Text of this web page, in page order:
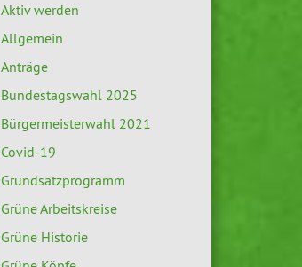
Aktiv werden
Allgemein
Anträge
Bundestagswahl 2025
Bürgermeisterwahl 2021
Covid-19
Grundsatzprogramm
Grüne Arbeitskreise
Grüne Historie